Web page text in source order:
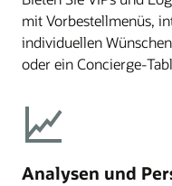
mit Vorbestellmenüs,
individuellen
oder ein Concierge-
Analysen und